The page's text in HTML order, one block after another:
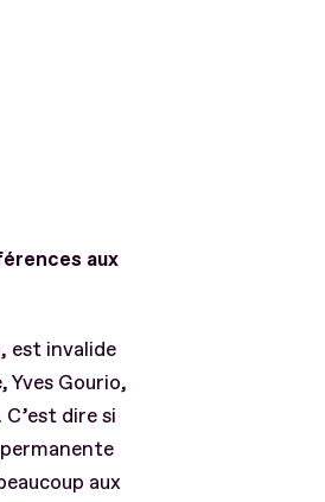
aux
est invalide
Yves Gourio,
dire si
aux